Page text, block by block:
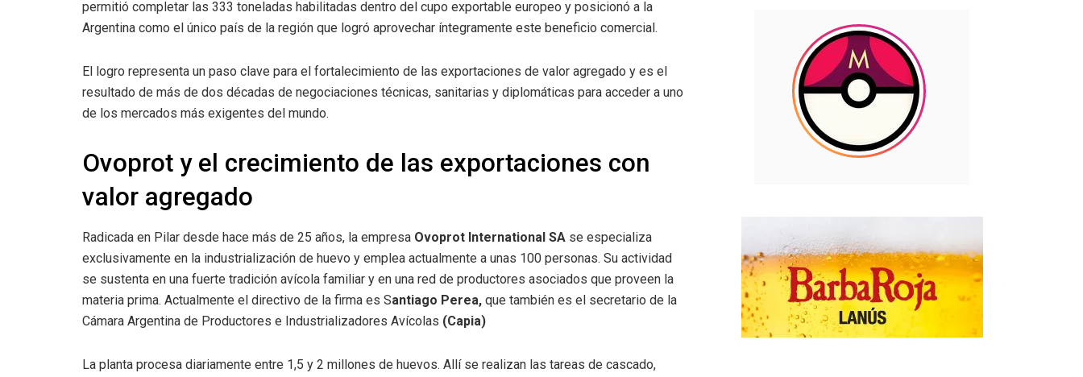
permitió completar las 333 toneladas habilitadas dentro del cupo exportable europeo y posicionó a la
Argentina como el único país de la región que logró aprovechar íntegramente este beneficio comercial.
El logro representa un paso clave para el fortalecimiento de las exportaciones de valor agregado y es el
resultado de más de dos décadas de negociaciones técnicas, sanitarias y diplomáticas para acceder a uno
de los mercados más exigentes del mundo.
Ovoprot y el crecimiento de las exportaciones con
valor agregado
Radicada en Pilar desde hace más de 25 años, la empresa Ovoprot International SA se especializa
exclusivamente en la industrialización de huevo y emplea actualmente a unas 100 personas. Su actividad
se sustenta en una fuerte tradición avícola familiar y en una red de productores asociados que proveen la
materia prima. Actualmente el directivo de la firma es Santiago Perea, que también es el secretario de la
Cámara Argentina de Productores e Industrializadores Avícolas (Capia)
La planta procesa diariamente entre 1,5 y 2 millones de huevos. Allí se realizan las tareas de cascado,